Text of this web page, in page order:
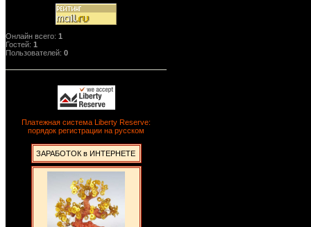
Онлайн всего: 1
Гостей: 1
Пользователей: 0
Платежная система Liberty Reserve:
порядок регистрации на русском
ЗАРАБОТОК в ИНТЕРНЕТЕ